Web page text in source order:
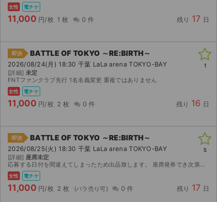
女性 電チケ
11,000 円/枚 1 枚 0 件 残り 17 日
即決 BATTLE OF TOKYO ～RE:BIRTH～
2026/08/24(月) 18:30 千葉 LaLa arena TOKYO-BAY
[詳細] 未定
FNTファンクラブ先行 1名名義変更 重複ではありません
女性 電チケ
11,000 円/枚 2 枚 0 件 残り 16 日
1
即決 BATTLE OF TOKYO ～RE:BIRTH～
2026/08/25(火) 18:30 千葉 LaLa arena TOKYO-BAY
[詳細] 座席未定
応募する日付を間違えてしまったため出品致します。 座席発券でき次第の分配となります。
女性 電チケ
11,000 円/枚 2 枚 0 件 残り 17 日
5